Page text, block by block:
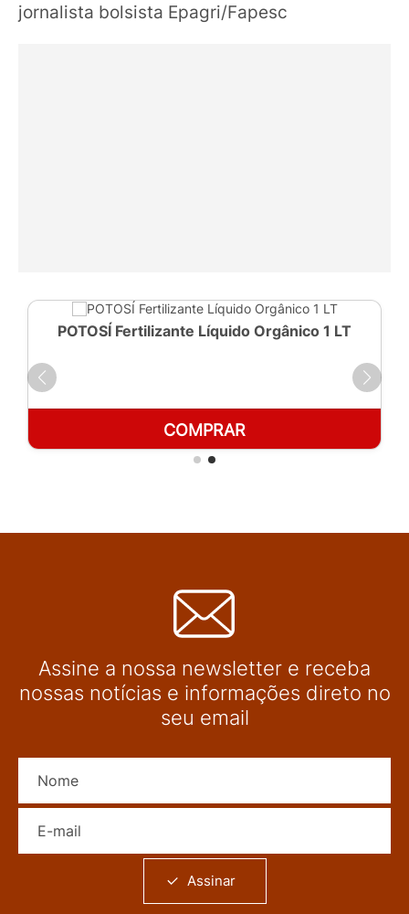
jornalista bolsista Epagri/Fapesc
POTOSÍ Fertilizante Líquido Orgânico 1 LT
COMPRAR
Assine a nossa newsletter e receba
nossas notícias e informações direto no
seu email
Assinar